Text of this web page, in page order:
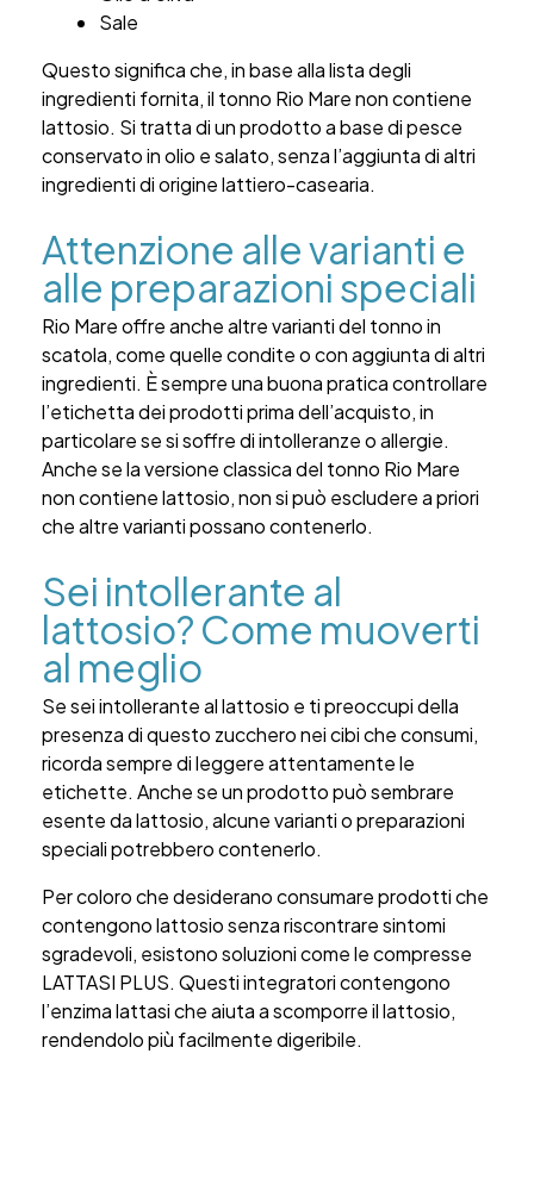
Sale
Questo significa che, in base alla lista degli
ingredienti fornita, il tonno Rio Mare non contiene
lattosio. Si tratta di un prodotto a base di pesce
conservato in olio e salato, senza l’aggiunta di altri
ingredienti di origine lattiero-casearia.
Attenzione alle varianti e
alle preparazioni speciali
Rio Mare offre anche altre varianti del tonno in
scatola, come quelle condite o con aggiunta di altri
ingredienti. È sempre una buona pratica controllare
l’etichetta dei prodotti prima dell’acquisto, in
particolare se si soffre di intolleranze o allergie.
Anche se la versione classica del tonno Rio Mare
non contiene lattosio, non si può escludere a priori
che altre varianti possano contenerlo.
Sei intollerante al
lattosio? Come muoverti
al meglio
Se sei intollerante al lattosio e ti preoccupi della
presenza di questo zucchero nei cibi che consumi,
ricorda sempre di leggere attentamente le
etichette. Anche se un prodotto può sembrare
esente da lattosio, alcune varianti o preparazioni
speciali potrebbero contenerlo.
Per coloro che desiderano consumare prodotti che
contengono lattosio senza riscontrare sintomi
sgradevoli, esistono soluzioni come le compresse
LATTASI PLUS. Questi integratori contengono
l’enzima lattasi che aiuta a scomporre il lattosio,
rendendolo più facilmente digeribile.